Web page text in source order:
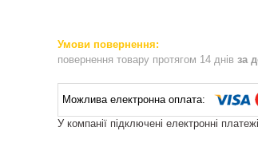
повернення товару протягом 14 днів за
У компанії підключені електронні